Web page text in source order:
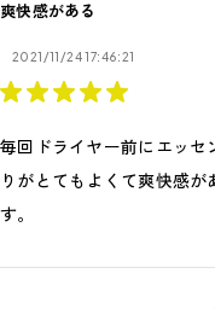
爽快感がある
2021/11/24 17:46:21
毎回ドライヤー前にエッセ
りがとてもよくて爽快感
す。